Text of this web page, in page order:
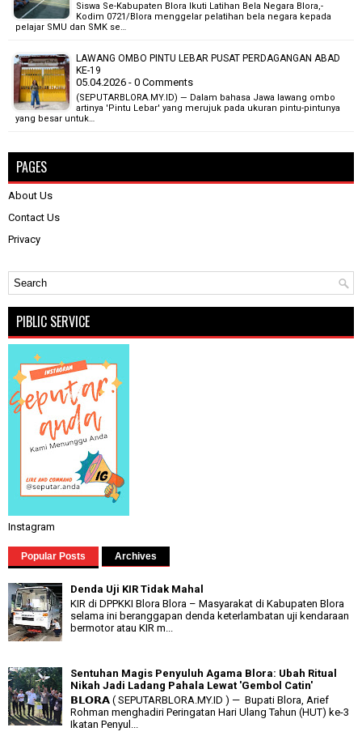
Siswa Se-Kabupaten Blora Ikuti Latihan Bela Negara Blora,-
Kodim 0721/Blora menggelar pelatihan bela negara kepada
pelajar SMU dan SMK se…
LAWANG OMBO PINTU LEBAR PUSAT PERDAGANGAN ABAD
KE-19
05.04.2026 - 0 Comments
(SEPUTARBLORA.MY.ID) — Dalam bahasa Jawa lawang ombo
artinya 'Pintu Lebar' yang merujuk pada ukuran pintu-pintunya
yang besar untuk…
PAGES
About Us
Contact Us
Privacy
PIBLIC SERVICE
Instagram
Popular Posts Archives
Denda Uji KIR Tidak Mahal
KIR di DPPKKI Blora Blora – Masyarakat di Kabupaten Blora
selama ini beranggapan denda keterlambatan uji kendaraan
bermotor atau KIR m...
Sentuhan Magis Penyuluh Agama Blora: Ubah Ritual
Nikah Jadi Ladang Pahala Lewat 'Gembol Catin'
𝗕𝗟𝗢𝗥𝗔 ( SEPUTARBLORA.MY.ID ) — Bupati Blora, Arief
Rohman menghadiri Peringatan Hari Ulang Tahun (HUT) ke-3
Ikatan Penyul...